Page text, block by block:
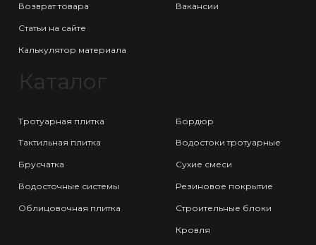
Возврат товара
Статьи на сайте
Калькулятор материала
Вакансии
Каталог
Тротуарная плитка
Тактильная плитка
Брусчатка
Водосточные системы
Облицовочная плитка
Бордюр
Водостоки тротуарные
Сухие смеси
Резиновое покрытие
Строительные блоки
Кровля